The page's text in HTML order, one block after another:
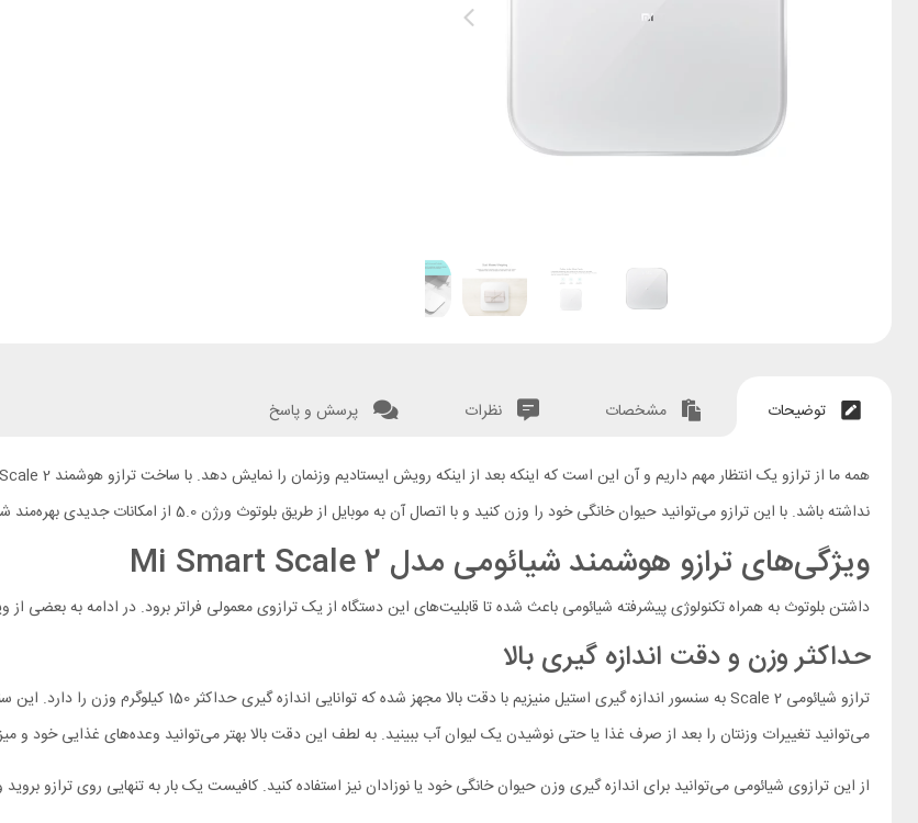
توضیحات مشخصات نظرات پرسش و پاسخ
نداشته باشد. با این ترازو می‌توانید حیوان خانگی خود را وزن کنید و با اتصال آن به موبایل از طریق بلوتوث ورژن 5.0 از امکانات جدیدی بهره‌مند شوید.
ویژگی‌های ترازو هوشمند شیائومی مدل Mi Smart Scale 2
داشتن بلوتوث به همراه تکنولوژی پیشرفته شیائومی باعث شده تا قابلیت‌های این دستگاه از یک ترازوی معمولی فراتر برود. در ادامه به بعضی از
حداکثر وزن و دقت اندازه گیری بالا
می‌توانید تغییرات وزنتان را بعد از صرف غذا یا حتی نوشیدن یک لیوان آب ببینید. به لطف این دقت بالا بهتر می‌توانید وعده‌های غذایی خود و
از این ترازوی شیائومی می‌توانید برای اندازه گیری وزن حیوان خانگی خود یا نوزادان نیز استفاده کنید. کافیست یک بار به تنهایی روی ترازو